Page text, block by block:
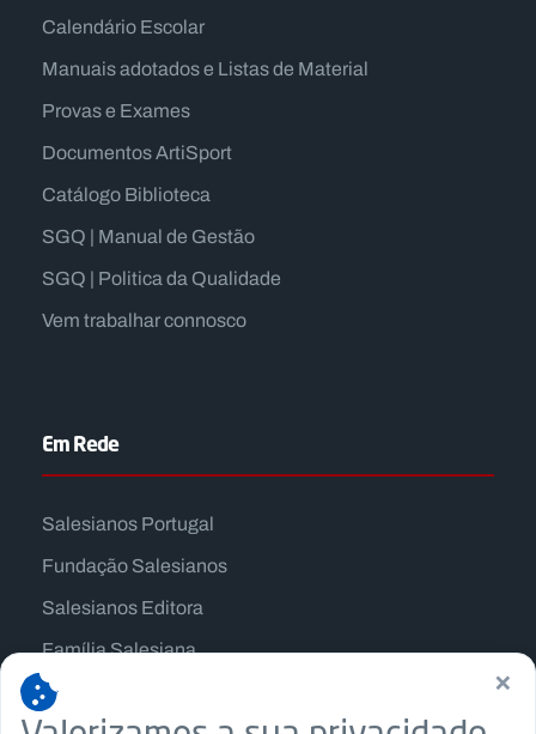
Calendário Escolar
Manuais adotados e Listas de Material
Provas e Exames
Documentos ArtiSport
Catálogo Biblioteca
SGQ | Manual de Gestão
SGQ | Politica da Qualidade
Vem trabalhar connosco
Em Rede
Salesianos Portugal
Fundação Salesianos
Salesianos Editora
Família Salesiana
Missão Dom Bosco
×